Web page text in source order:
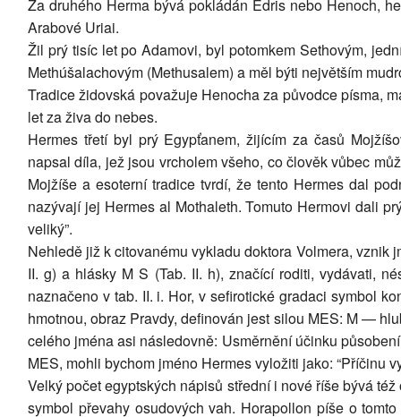
Za druhého Herma bývá pokládán Edris nebo Henoch,
Arabové Uriai.
Žil prý tisíc let po Adamovi, byl potomkem Sethovým,
Methúšalachovým (Methusalem) a měl býti největším
Tradice židovská považuje Henocha za původce písma,
let za živa do nebes.
Hermes třetí byl prý Egypťanem, žijícím za časů
napsal díla, jež jsou vrcholem všeho, co člověk vůbec
Mojžíše a esoterní tradice tvrdí, že tento Hermes dal
nazývají jej Hermes al Mothaleth. Tomuto Hermovi dali
veliký”.
Nehledě již k citovanému vykladu doktora Volmera, vznik
II. g) a hlásky M S (Tab. II. h), značící roditi, vydávati,
naznačeno v tab. II. i. Hor, v sefirotické gradaci symbol
hmotnou, obraz Pravdy, definován jest silou MES: M —
celého jména asi následovně: Usměrnění účinku
MES, mohli bychom jméno Hermes vyložiti jako: “Příčinu
Velký počet egyptských nápisů střední i nové říše bývá
symbol převahy osudových vah. Horapollon píše o